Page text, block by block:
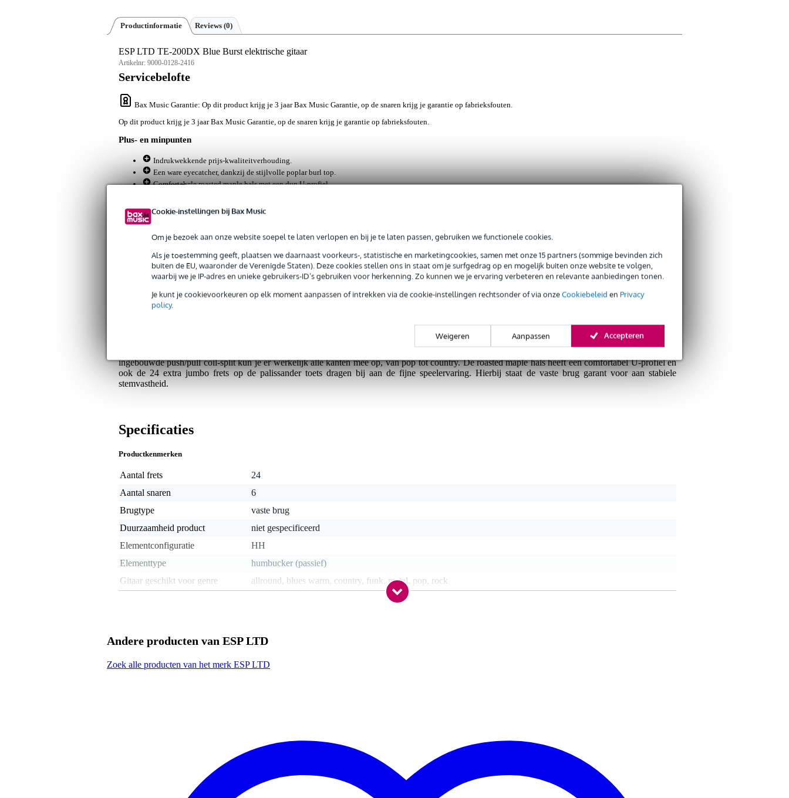
Cookie-instellingen bij Bax Music
Om je bezoek aan onze website soepel te laten verlopen en bij je te laten passen, gebruiken we functionele cookies.
Als je toestemming geeft, plaatsen we daarnaast voorkeurs-, statistische en marketingcookies, samen met onze 15 partners (sommige bevinden zich
buiten de EU, waaronder de Verenigde Staten). Deze cookies stellen ons in staat om je surfgedrag op en mogelijk buiten onze website te volgen,
waarbij we je IP-adres en unieke gebruikers-ID’s gebruiken voor herkenning. Zo kunnen we je ervaring verbeteren en relevante aanbiedingen tonen.
Je kunt je cookievoorkeuren op elk moment aanpassen of intrekken via de cookie-instellingen rechtsonder of via onzeCookiebeleid en Privacy
policy.
Weigeren Aanpassen Accepteren
Productinformatie Reviews (0)
ESP LTD TE-200DX Blue Burst elektrische gitaar
Artikelnr: 9000-0128-2416
Servicebelofte
Bax Music Garantie: Op dit product krijg je 3 jaar Bax Music Garantie, op de snaren krijg je garantie op fabrieksfouten.
Op dit product krijg je 3 jaar Bax Music Garantie, op de snaren krijg je garantie op fabrieksfouten.
Plus- en minpunten
Indrukwekkende prijs-kwaliteitverhouding.
Een ware eyecatcher, dankzij de stijlvolle poplar burl top.
Comfortabele roasted maple hals met een dun U-profiel.
Brede range aan klanken, dankzij de twee humbuckers met coil-split.
ESP LTD bewijst met deze TE-200DX dat het nog steeds mogelijk is om een elektrische gitaar uit te brengen met een indrukwekkende prijs-
unieke uitstraling krijgt. Voeg hier de zwarte hardware en zwarte slagplaat aan toe en je krijgt een instrument in handen met een stoere én chique
uitstraling.
ingebouwde push/pull coil-split kun je er werkelijk alle kanten mee op, van pop tot country. De roasted maple hals heeft een comfortabel U-profiel en
ook de 24 extra jumbo frets op de palissander toets dragen bij aan de fijne speelervaring. Hierbij staat de vaste brug garant voor aan stabiele
stemvastheid.
Specificaties
Productkenmerken
Aantal frets
24
Aantal snaren
6
Brugtype
vaste brug
Duurzaamheid product
niet gespecificeerd
Elementconfiguratie
HH
Elementtype
humbucker (passief)
Gitaar geschikt voor genre
allround, blues warm, country, funk, metal, pop, rock
Kleur
blauw, burst
esdoorn (roasted maple)
ESP Designed
Andere producten van ESP LTD
Zoek alle producten van het merk ESP LTD